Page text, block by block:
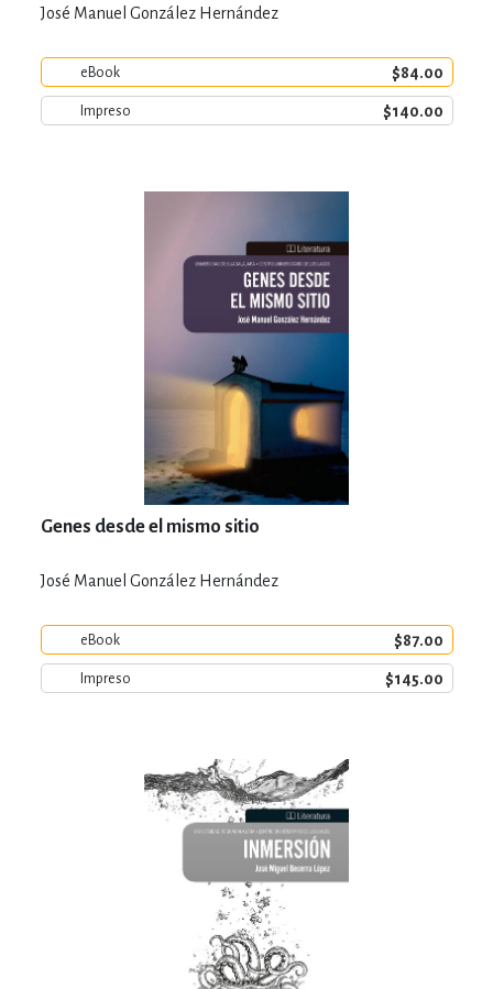
José Manuel González Hernández
eBook $84.00
Impreso $140.00
Genes desde el mismo sitio
José Manuel González Hernández
eBook $87.00
Impreso $145.00